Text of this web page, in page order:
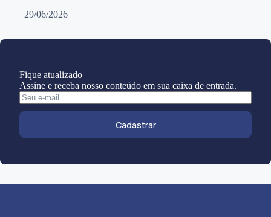
29/06/2026
Fique atualizado
Assine e receba nosso conteúdo em sua caixa de entrada.
Cadastrar